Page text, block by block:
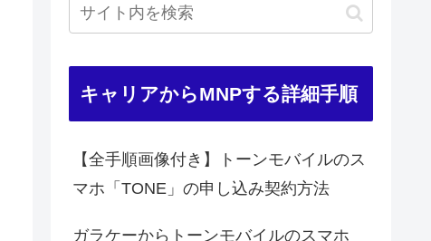
キャリアからMNPする詳細手順
【全手順画像付き】トーンモバイルのス
マホ「TONE」の申し込み契約方法
ガラケーからトーンモバイルのスマホ